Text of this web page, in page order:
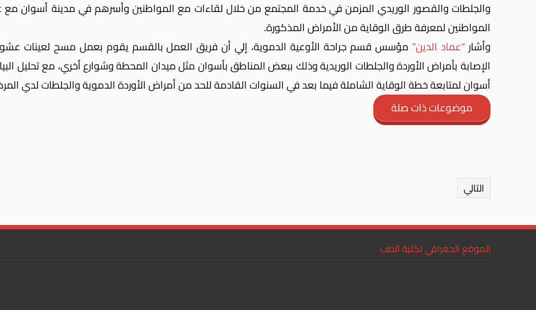
والجلطات والقصور الوريدي المزمن في خدمة المجتمع من خلال لقاءات مع المواطنين وأسرهم في مدينة أسوان
المواطنين لمعرفة طرق الوقاية من الأمراض المذكورة.
وأشار“عماد الدين” مؤسس قسم جراحة الأوعية الدموية، إلي أن فريق العمل بالقسم يقوم بعمل مسح لعينات
الإصابة بأمراض الأوردة والجلطات الوريدية وذلك ببعض المناطق بأسوان مثل ميدان المحطة وشوارع أخري، مع تحليل
أسوان لمتابعة خطة الوقاية الشاملة فيما بعد في السنوات القادمة للحد من أمراض الأوردة الدموية والجلطات لدي
موضوعات ذات صلة
التالي
الموقع الجغرافي لكلية الطب